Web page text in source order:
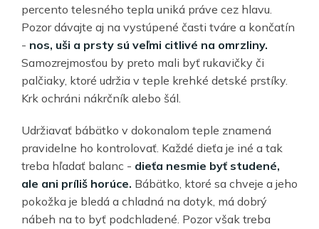
percento telesného tepla uniká práve cez hlavu.
Pozor dávajte aj na vystúpené časti tváre a končatín
- nos, uši a prsty sú veľmi citlivé na omrzliny.
Samozrejmosťou by preto mali byť rukavičky či
palčiaky, ktoré udržia v teple krehké detské prstíky.
Krk ochráni nákrčník alebo šál.
Udržiavať bábätko v dokonalom teple znamená
pravidelne ho kontrolovať. Každé dieťa je iné a tak
treba hľadať balanc - dieťa nesmie byť studené,
ale ani príliš horúce. Bábätko, ktoré sa chveje a jeho
pokožka je bledá a chladná na dotyk, má dobrý
nábeh na to byť podchladené. Pozor však treba